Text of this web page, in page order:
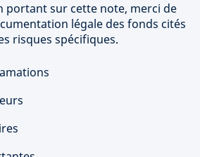
portant sur cette note, merci de
légale des fonds cités
risques spécifiques.